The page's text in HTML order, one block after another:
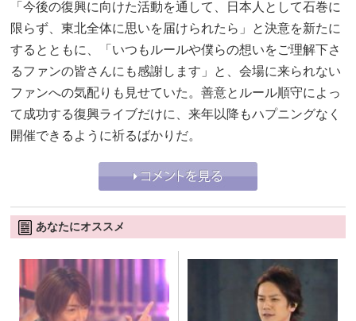
「今後の復興に向けた活動を通して、日本人として石巻に
限らず、東北全体に思いを届けられたら」と決意を新たに
するとともに、「いつもルールや僕らの想いをご理解下さ
るファンの皆さんにも感謝します」と、会場に来られない
ファンへの気配りも見せていた。善意とルール順守によっ
て成功する復興ライブだけに、来年以降もハプニングなく
開催できるように祈るばかりだ。
あなたにオススメ